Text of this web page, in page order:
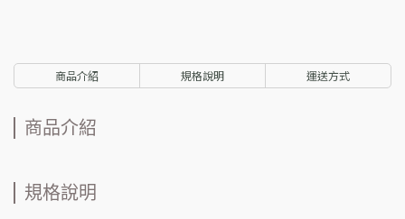
商品介紹 規格說明 運送方式
商品介紹
規格說明